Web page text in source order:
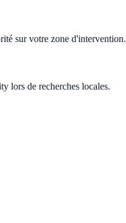
sur votre zone d'intervention.
lors de recherches locales.